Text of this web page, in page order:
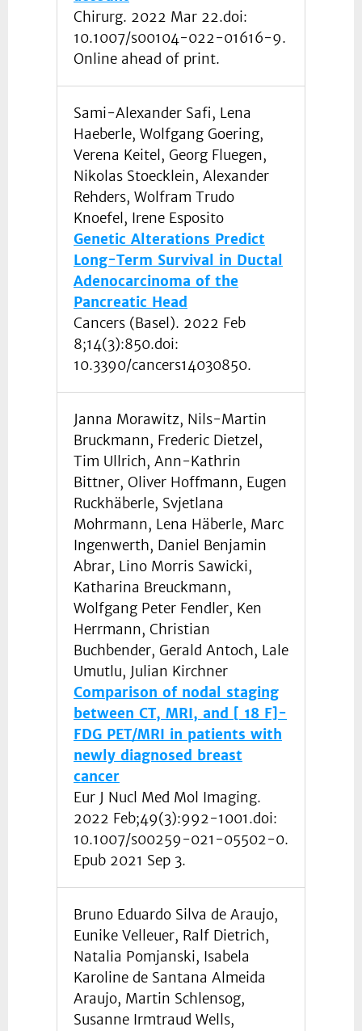
Chirurg. 2022 Mar 22.doi:
10.1007/s00104-022-01616-9.
Online ahead of print.
Sami-Alexander Safi, Lena
Haeberle, Wolfgang Goering,
Verena Keitel, Georg Fluegen,
Nikolas Stoecklein, Alexander
Rehders, Wolfram Trudo
Knoefel, Irene Esposito
Genetic Alterations Predict
Long-Term Survival in Ductal
Adenocarcinoma of the
Pancreatic Head
Cancers (Basel). 2022 Feb
8;14(3):850.doi:
10.3390/cancers14030850.
Janna Morawitz, Nils-Martin
Bruckmann, Frederic Dietzel,
Tim Ullrich, Ann-Kathrin
Bittner, Oliver Hoffmann, Eugen
Ruckhäberle, Svjetlana
Mohrmann, Lena Häberle, Marc
Ingenwerth, Daniel Benjamin
Abrar, Lino Morris Sawicki,
Katharina Breuckmann,
Wolfgang Peter Fendler, Ken
Herrmann, Christian
Buchbender, Gerald Antoch, Lale
Umutlu, Julian Kirchner
Comparison of nodal staging
between CT, MRI, and [ 18 F]-
FDG PET/MRI in patients with
newly diagnosed breast
cancer
Eur J Nucl Med Mol Imaging.
2022 Feb;49(3):992-1001.doi:
10.1007/s00259-021-05502-0.
Epub 2021 Sep 3.
Bruno Eduardo Silva de Araujo,
Eunike Velleuer, Ralf Dietrich,
Natalia Pomjanski, Isabela
Karoline de Santana Almeida
Araujo, Martin Schlensog,
Susanne Irmtraud Wells,